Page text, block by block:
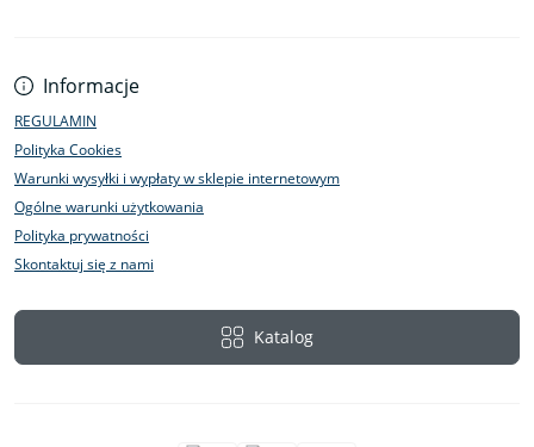
Informacje
REGULAMIN
Polityka Cookies
Warunki wysyłki i wypłaty w sklepie internetowym
Ogólne warunki użytkowania
Polityka prywatności
Skontaktuj się z nami
Katalog